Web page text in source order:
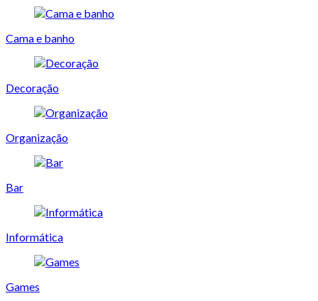
Cama e banho
Decoração
Organização
Bar
Informática
Games